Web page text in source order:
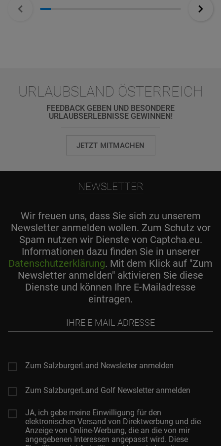
URLAUBSLAND ÖSTERREICH
FEEDBACK GEBEN UND BESONDERE
URLAUBSERLEBNISSE GEWINNEN!
JETZT MITMACHEN
NEWSLETTER
Wir freuen uns, dass Sie sich zu unserem
Newsletter anmelden wollen. Zum Schutz vor
Spam nutzen wir Dienste von Captcha.eu.
Informationen dazu finden Sie in unserer
Datenschutzerklärung. Mit dem Klick auf "Zum
Newsletter anmelden" aktivieren Sie diese
Dienste und können Ihre E-Mailadresse
eintragen.
Mail-
Zum SalzburgerLand Newsletter anmelden
Zum SalzburgerLand Golf Newsletter anmelden
JA, ich gebe meine Einwilligung für den
elektronischen Versand von Direktwerbung und die
Anzeige von Online-Werbung, die an die von mir
angegebenen Interessen angepasst wird. Diese